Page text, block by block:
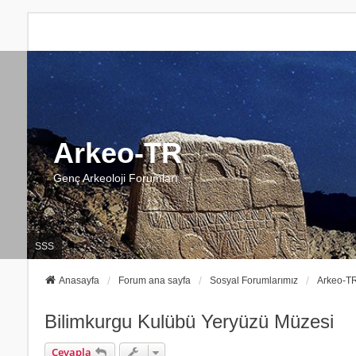
Arkeo-TR
Genç Arkeoloji Forumları
SSS
Anasayfa Forum ana sayfa Sosyal Forumlarımız Arkeo-
Bilimkurgu Kulübü Yeryüzü Müzesi
Cevapla